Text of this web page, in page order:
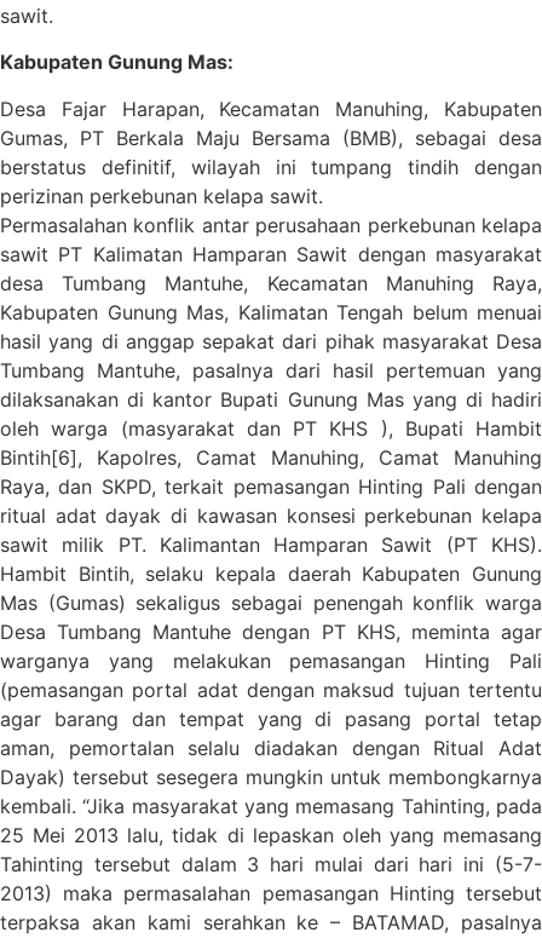
sawit.
Kabupaten Gunung Mas:
Desa Fajar Harapan, Kecamatan Manuhing, Kabupaten
Gumas, PT Berkala Maju Bersama (BMB), sebagai desa
berstatus definitif, wilayah ini tumpang tindih dengan
perizinan perkebunan kelapa sawit.
Permasalahan konflik antar perusahaan perkebunan kelapa
sawit PT Kalimatan Hamparan Sawit dengan masyarakat
desa Tumbang Mantuhe, Kecamatan Manuhing Raya,
Kabupaten Gunung Mas, Kalimatan Tengah belum menuai
hasil yang di anggap sepakat dari pihak masyarakat Desa
Tumbang Mantuhe, pasalnya dari hasil pertemuan yang
dilaksanakan di kantor Bupati Gunung Mas yang di hadiri
oleh warga (masyarakat dan PT KHS ), Bupati Hambit
Bintih[6], Kapolres, Camat Manuhing, Camat Manuhing
Raya, dan SKPD, terkait pemasangan Hinting Pali dengan
ritual adat dayak di kawasan konsesi perkebunan kelapa
sawit milik PT. Kalimantan Hamparan Sawit (PT KHS).
Hambit Bintih, selaku kepala daerah Kabupaten Gunung
Mas (Gumas) sekaligus sebagai penengah konflik warga
Desa Tumbang Mantuhe dengan PT KHS, meminta agar
warganya yang melakukan pemasangan Hinting Pali
(pemasangan portal adat dengan maksud tujuan tertentu
agar barang dan tempat yang di pasang portal tetap
aman, pemortalan selalu diadakan dengan Ritual Adat
Dayak) tersebut sesegera mungkin untuk membongkarnya
kembali. “Jika masyarakat yang memasang Tahinting, pada
25 Mei 2013 lalu, tidak di lepaskan oleh yang memasang
Tahinting tersebut dalam 3 hari mulai dari hari ini (5-7-
2013) maka permasalahan pemasangan Hinting tersebut
terpaksa akan kami serahkan ke – BATAMAD, pasalnya